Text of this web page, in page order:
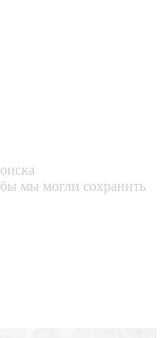
мы могли сохранить